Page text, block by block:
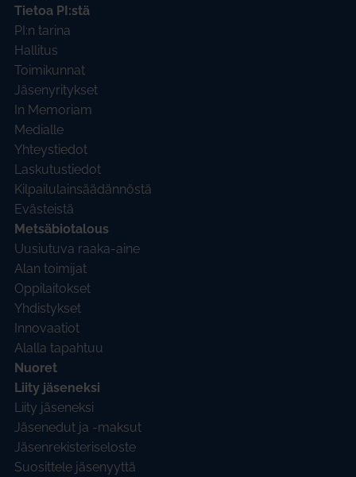
Tietoa PI:stä
PI:n tarina
Hallitus
Toimikunnat
Jäsenyritykset
In Memoriam
Medialle
Yhteystiedot
Laskutustiedot
Kilpailulainsäädännöstä
Evästeistä
Metsäbiotalous
Uusiutuva raaka-aine
Alan toimijat
Oppilaitokset
Yhdistykset
Innovaatiot
Alalla tapahtuu
Nuoret
Liity jäseneksi
Liity jäseneksi
Jäsenedut ja -maksut
Jäsenrekisteriseloste
Suosittele jäsenyyttä